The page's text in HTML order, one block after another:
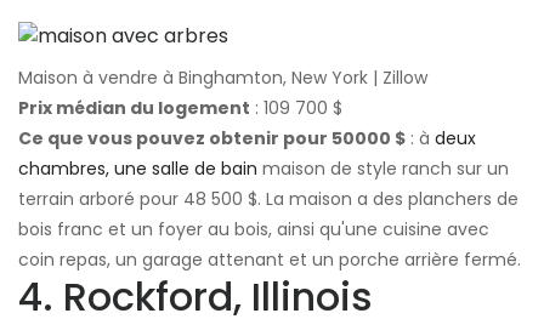
Maison à vendre à Binghamton, New York | Zillow
Prix ​​médian du logement : 109 700 $
Ce que vous pouvez obtenir pour 50000 $ : à deux
chambres, une salle de bain maison de style ranch sur un
terrain arboré pour 48 500 $. La maison a des planchers de
bois franc et un foyer au bois, ainsi qu'une cuisine avec
coin repas, un garage attenant et un porche arrière fermé.
4. Rockford, Illinois